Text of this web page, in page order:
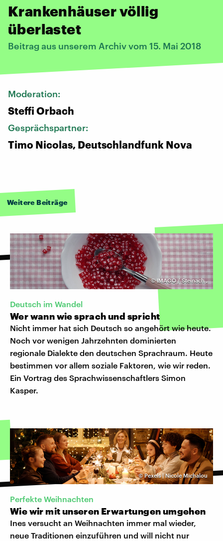
Krankenhäuser völlig
überlastet
Beitrag aus unserem Archiv vom 15. Mai 2018
Moderation:
Steffi Orbach
Gesprächspartner:
Timo Nicolas, Deutschlandfunk Nova
Weitere Beiträge
©IMAGO / Steinach,
Deutsch im Wandel
Wer wann wie sprach und spricht
Nicht immer hat sich Deutsch so angehört wie heute.
Noch vor wenigen Jahrzehnten dominierten
regionale Dialekte den deutschen Sprachraum. Heute
bestimmen vor allem soziale Faktoren, wie wir reden.
Ein Vortrag des Sprachwissenschaftlers Simon
Kasper.
©Pexels | Nicole Michalou
Perfekte Weihnachten
Wie wir mit unseren Erwartungen umgehen
Ines versucht an Weihnachten immer mal wieder,
neue Traditionen einzuführen und will nicht nur